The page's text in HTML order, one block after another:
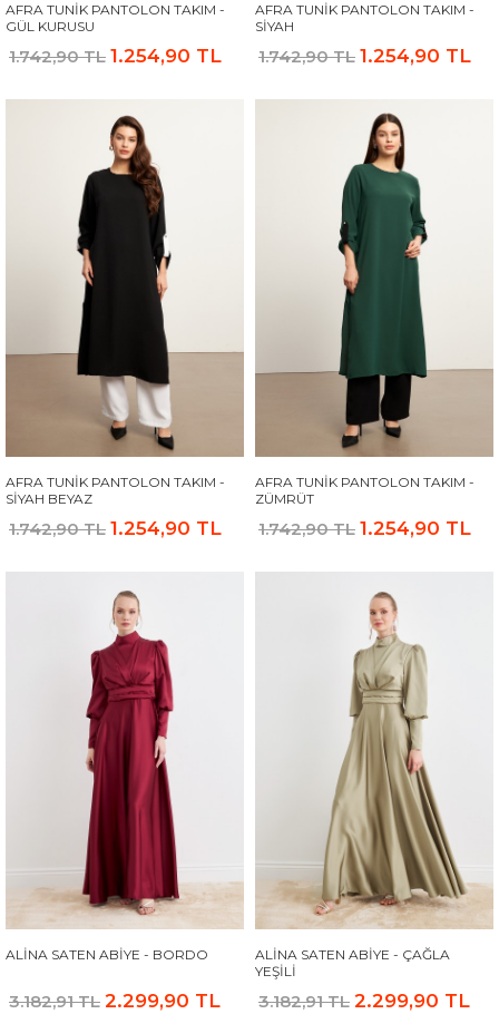
AFRA TUNIK PANTOLON TAKIM -
GÜL KURUSU
1.742,90 TL 1.254,90 TL
AFRA TUNIK PANTOLON TAKIM -
SIYAH
1.742,90 TL 1.254,90 TL
AFRA TUNIK PANTOLON TAKIM -
SIYAH BEYAZ
1.742,90 TL 1.254,90 TL
AFRA TUNIK PANTOLON TAKIM -
ZÜMRÜT
1.742,90 TL 1.254,90 TL
ALINA SATEN ABIYE - BORDO
3.182,91 TL 2.299,90 TL
ALINA SATEN ABIYE - ÇAĞLA
YEŞILI
3.182,91 TL 2.299,90 TL